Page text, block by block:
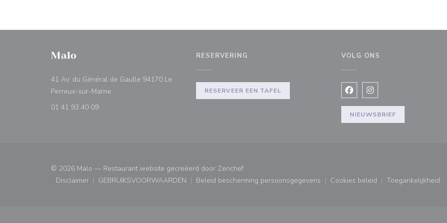
Malo
41 Av. du Général de Gaulle 94170 Le
Perreux-sur-Marne
01 41 93 40 09
RESERVERING
RESERVEER EEN TAFEL
VOLG ONS
Facebook ((opent in een
Instagram ((opent in
NIEUWSBRIEF
© 2026 Malo — Restaurant website gecreëerd door Zenchef((opent in een nieuw venster))
Disclaimer
((opent in een nieuw venster))
GEBRUIKSVOORWAARDEN
((opent in een nieuw venster))
Beleid bescherming persoonsgegevens
((opent in een nieuw venster))
Cookies beleid
((opent in een nieuw venster))
Toegankelijkheid
((opent in